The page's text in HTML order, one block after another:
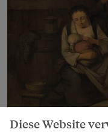
Diese Website